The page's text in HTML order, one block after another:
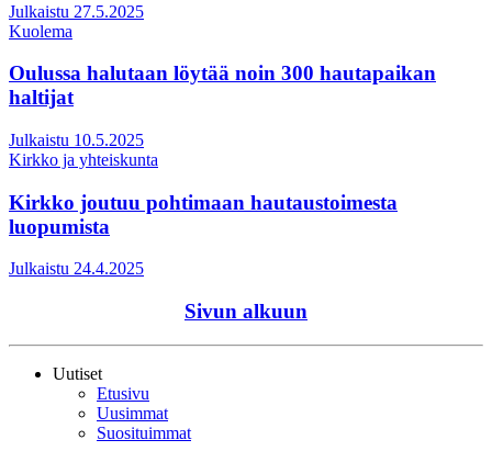
Julkaistu 27.5.2025
Kuolema
Oulussa halutaan löytää noin 300 hautapaikan
haltijat
Julkaistu 10.5.2025
Kirkko ja yhteiskunta
Kirkko joutuu pohtimaan hautaustoimesta
luopumista
Julkaistu 24.4.2025
Sivun alkuun
Uutiset
Etusivu
Uusimmat
Suosituimmat